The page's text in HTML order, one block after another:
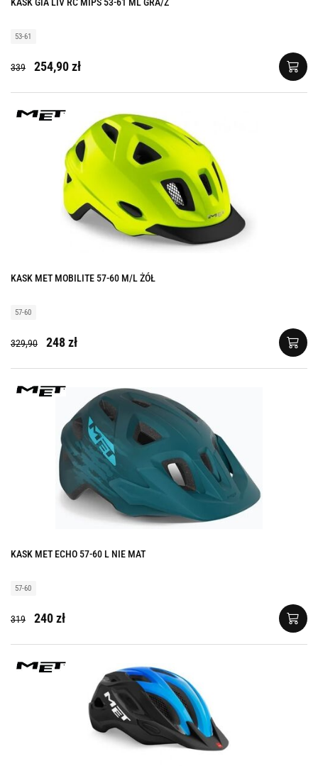
53-61
339 254,90 zł
KASK MET MOBILITE 57-60 M/L ŻÓŁ
57-60
329,90 248 zł
KASK MET ECHO 57-60 L NIE MAT
57-60
319 240 zł